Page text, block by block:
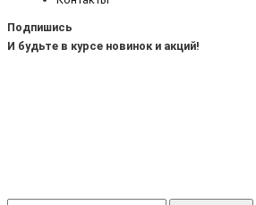
Подпишись
И будьте в курсе новинок и акций!